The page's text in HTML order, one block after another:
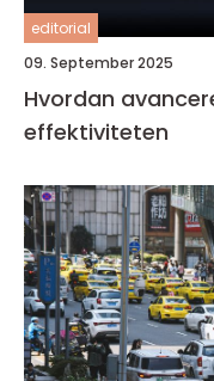
editorial
09. September 2025
Hvordan
effektiviteten